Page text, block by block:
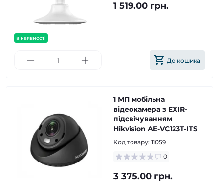
в наявності
1 519.00 грн.
До кошика
1 МП мобільна
відеокамера з EXIR-
підсвічуванням
Hikvision AE-VC123T-ITS
Код товару: 11059
0
3 375.00 грн.